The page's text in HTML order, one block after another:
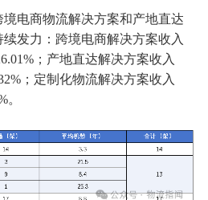
电商物流解决方案和产地直达
发力：跨境电商解决方案收入
；产地直达解决方案收入
；定制化物流解决方案收入
。